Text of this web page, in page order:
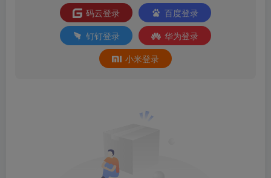
码云登录
百度登录
钉钉登录
华为登录
小米登录